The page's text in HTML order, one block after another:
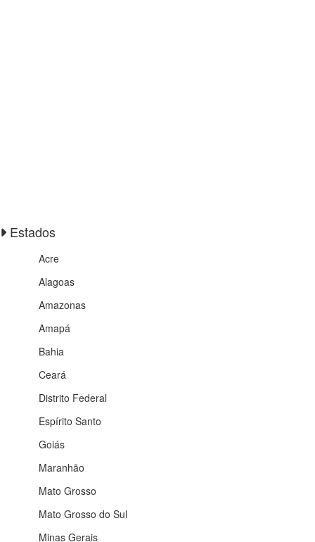
Estados
Acre
Alagoas
Amazonas
Amapá
Bahia
Ceará
Distrito Federal
Espírito Santo
Goiás
Maranhão
Mato Grosso
Mato Grosso do Sul
Minas Gerais